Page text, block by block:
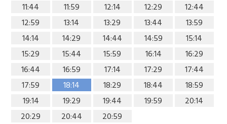
11:44 11:59 12:14 12:29
12:44
12:59
13:14 13:29 13:44
13:59
14:14
14:29 14:44 14:59
15:14
15:29
15:44 15:59 16:14
16:29
16:44
16:59 17:14 17:29
17:44
17:59
18:14 18:29 18:44
18:59
19:14
19:29 19:44 19:59
20:14
20:29
20:44 20:59